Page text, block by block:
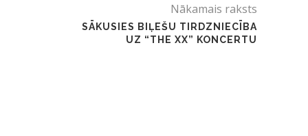
Nākamais raksts
SĀKUSIES BIĻEŠU TIRDZNIECĪBA
UZ “THE XX” KONCERTU